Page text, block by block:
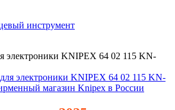
инструмент
электроники KNIPEX 64 02 115 KN-